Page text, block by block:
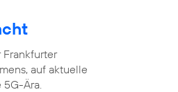
Frankfurter
auf aktuelle
Ära.